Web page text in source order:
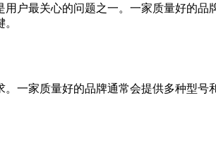
户最关心的问题之一。一家质量好的
一家质量好的品牌通常会提供多种型